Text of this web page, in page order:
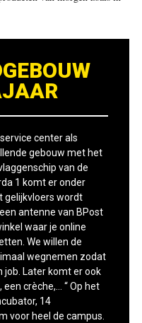
center als
gebouw met het
van de
1 komt er onder
gelijkvloers wordt
antenne van BPost
waar je online
We willen de
wegnemen zodat
job. Later komt er ook
crèche,… “ Op het
14
voor heel de campus.